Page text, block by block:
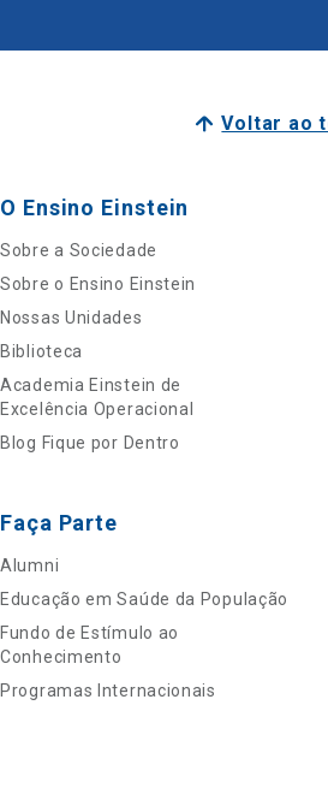
Voltar ao
O Ensino Einstein
Sobre a Sociedade
Sobre o Ensino Einstein
Nossas Unidades
Biblioteca
Academia Einstein de
Excelência Operacional
Blog Fique por Dentro
Faça Parte
Alumni
Educação em Saúde da População
Fundo de Estímulo ao
Conhecimento
Programas Internacionais